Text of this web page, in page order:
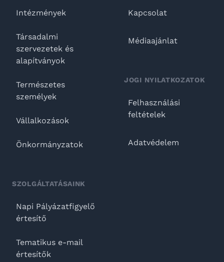
Intézmények
Társadalmi
szervezetek és
alapítványok
Természetes
személyek
Vállalkozások
Önkormányzatok
SZOLGÁLTATÁSAINK
Napi Pályázatfigyelő
értesítő
Tematikus e-mail
értesítők
Kapcsolat
Médiaajánlat
JOGI NYILATKOZATOK
Felhasználási
feltételek
Adatvédelem